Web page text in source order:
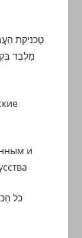
טֶכנִיקַת
מִלֶבֶד
и
כֹל